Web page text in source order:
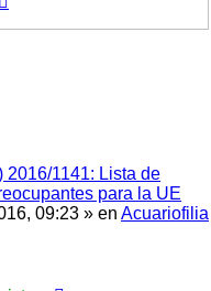
2016/1141: Lista de
para la UE
09:23 » en Acuariofilia